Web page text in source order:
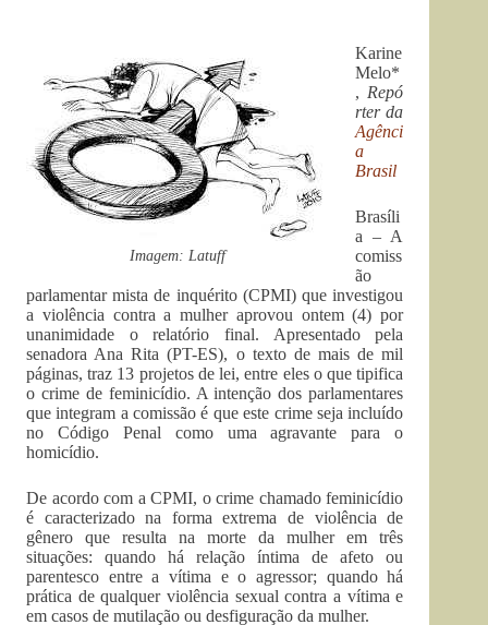
Imagem: Latuff
Karine
Melo*
, Repó
rter da
Agênci
a
Brasil
Brasíli
a – A
comiss
ão
parlamentar mista de inquérito (CPMI) que investigou
a violência contra a mulher aprovou ontem (4) por
unanimidade o relatório final. Apresentado pela
senadora Ana Rita (PT-ES), o texto de mais de mil
páginas, traz 13 projetos de lei, entre eles o que tipifica
o crime de feminicídio. A intenção dos parlamentares
que integram a comissão é que este crime seja incluído
no Código Penal como uma agravante para o
homicídio.
De acordo com a CPMI, o crime chamado feminicídio
é caracterizado na forma extrema de violência de
gênero que resulta na morte da mulher em três
situações: quando há relação íntima de afeto ou
parentesco entre a vítima e o agressor; quando há
prática de qualquer violência sexual contra a vítima e
em casos de mutilação ou desfiguração da mulher.